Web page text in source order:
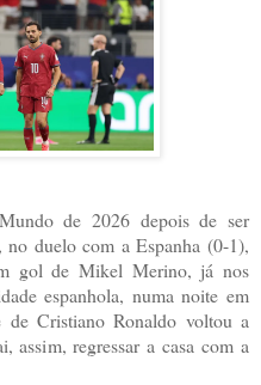
de 2026 depois de ser
no duelo com a Espanha (0-1),
gol de Mikel Merino, já nos
espanhola, numa noite em
Cristiano Ronaldo voltou a
assim, regressar a casa com a